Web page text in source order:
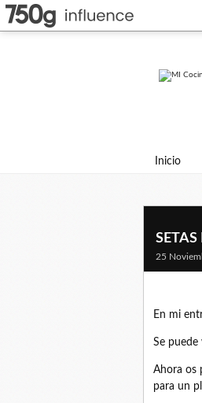
Inicio
25
En mi
Se puede
Ahora os
para un